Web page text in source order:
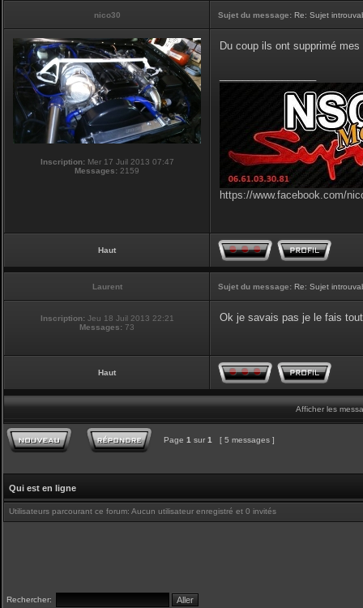
nico30 Sujet du message: Re: Sujet
Inscription:Mer 17 Juil 2013 07:47
Messages: 2159
Du coup ils ont supprimé
https://www.facebook.com/
Haut
Laurent Sujet du message: Re: Sujet
Inscription: Jeu 18 Juil 2013 22:21
Messages: 73
Ok je savais pas je le fais
Haut
Afficher les
Page 1 sur 1 [ 5 messages ]
Qui est en ligne
Utilisateurs parcourant ce forum: Aucun utilisateur enregistré et 0 invités
Rechercher: